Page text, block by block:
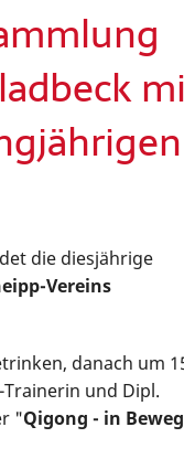
die diesjährige
Vereins
danach um
und Dipl.
"Qigong - in